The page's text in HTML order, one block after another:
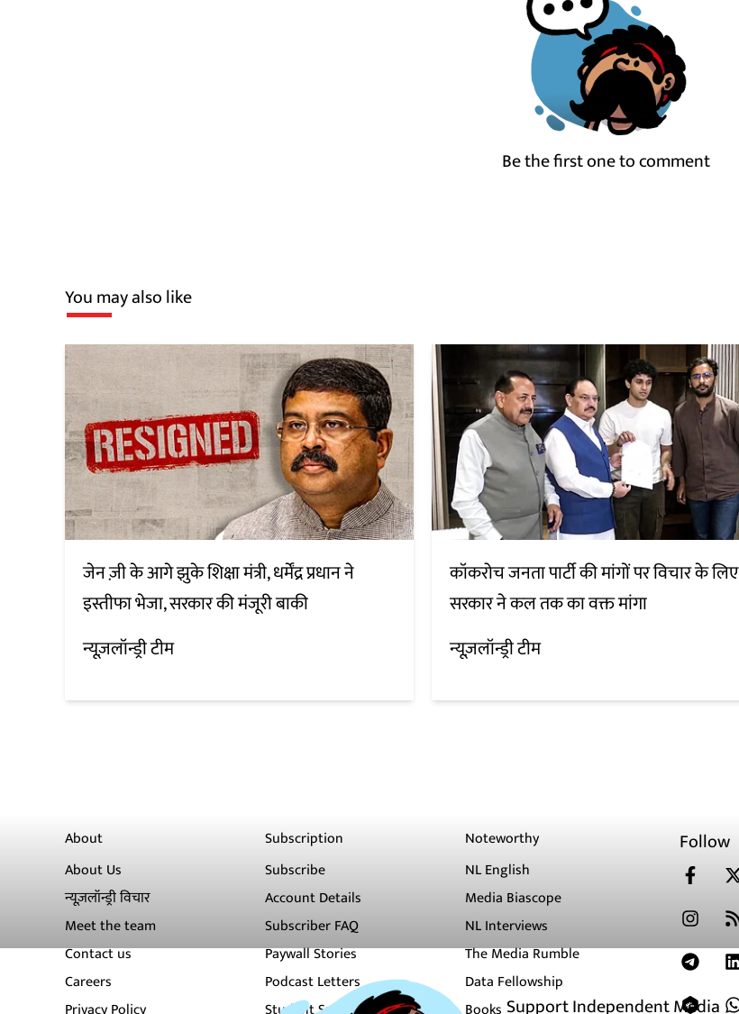
Support Independent Media
Be the first one to comment
You may also like
जेन ज़ी के आगे झुके शिक्षा मंत्री, धर्मेंद्र प्रधान ने
इस्तीफा भेजा, सरकार की मंजूरी बाकी
न्यूज़लॉन्ड्री टीम
कॉकरोच जनता पार्टी की मांगों पर विचार के लिए
सरकार ने कल तक का वक्त मांगा
न्यूज़लॉन्ड्री टीम
About
About Us
न्यूज़लॉन्ड्री विचार
Meet the team
Contact us
Careers
Subscription
Subscribe
Account Details
Subscriber FAQ
Paywall Stories
Podcast Letters
Noteworthy
NL English
Media Biascope
NL Interviews
The Media Rumble
Data Fellowship
Follow